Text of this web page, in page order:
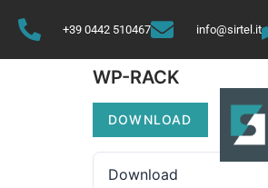
+39 0442 510467 info@sirtel.it
WP-RACK
DOWNLOAD
Download